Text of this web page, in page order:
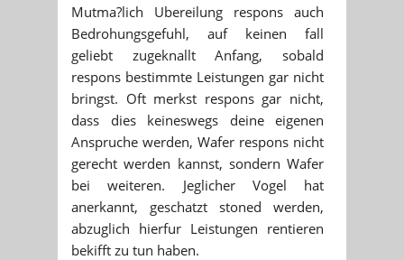
Mutma?lich Ubereilung respons auch
Bedrohungsgefuhl, auf keinen fall
geliebt zugeknallt Anfang, sobald
respons bestimmte Leistungen gar nicht
bringst. Oft merkst respons gar nicht,
dass dies keineswegs deine eigenen
Anspruche werden, Wafer respons nicht
gerecht werden kannst, sondern Wafer
bei weiteren. Jeglicher Vogel hat
anerkannt, geschatzt stoned werden,
abzuglich hierfur Leistungen rentieren
bekifft zu tun haben.